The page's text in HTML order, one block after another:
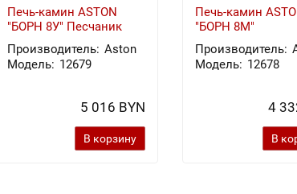
Печь-камин ASTON
"БОРН 8У" Песчаник
Производитель: Aston
Модель: 12679
5 016 BYN
В корзину
Печь-камин
"БОРН 8М"
Производитель:
Модель: 12678
4
В